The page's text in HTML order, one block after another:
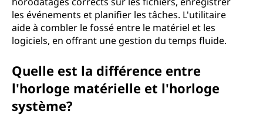
les événements et planifier les tâches. L'utilitaire
aide à combler le fossé entre le matériel et les
logiciels, en offrant une gestion du temps fluide.
Quelle est la différence entre
l'horloge matérielle et l'horloge
système?